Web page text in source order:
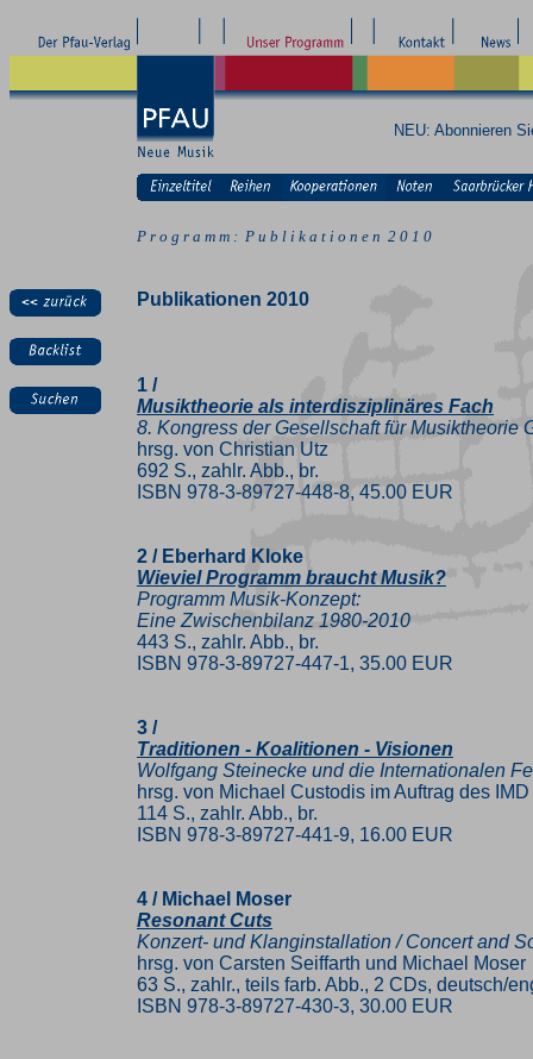
NEU: Abonnieren
P r o g r a m m : P u b l i k a t i o n e n 2 0 1 0
Publikationen 2010
1 /
Musiktheorie als interdisziplinäres Fach
8. Kongress der Gesellschaft für Musiktheorie
hrsg. von Christian Utz
692 S., zahlr. Abb., br.
ISBN 978-3-89727-448-8, 45.00 EUR
2 / Eberhard Kloke
Wieviel Programm braucht Musik?
Programm Musik-Konzept:
Eine Zwischenbilanz 1980-2010
443 S., zahlr. Abb., br.
ISBN 978-3-89727-447-1, 35.00 EUR
3 /
Traditionen - Koalitionen - Visionen
Wolfgang Steinecke und die Internationalen
hrsg. von Michael Custodis im Auftrag des IMD
114 S., zahlr. Abb., br.
ISBN 978-3-89727-441-9, 16.00 EUR
4 / Michael Moser
Resonant Cuts
Konzert- und Klanginstallation / Concert and
hrsg. von Carsten Seiffarth und Michael Moser
63 S., zahlr., teils farb. Abb., 2 CDs, deutsch/
ISBN 978-3-89727-430-3, 30.00 EUR